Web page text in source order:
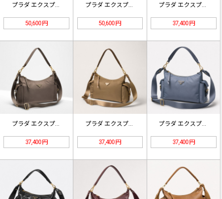
プラダ エクスプロール スエードレザ…
50,600 円
プラダ エクスプロール スエードレザ…
50,600 円
プラダ エクスプロール Re-Nyl…
37,400 円
プラダ エクスプロール Re-Nyl…
37,400 円
プラダ エクスプロール Re-Nyl…
37,400 円
プラダ エクスプロール Re-Nyl…
37,400 円